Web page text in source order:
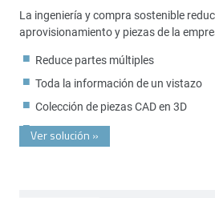
La ingeniería y compra sostenible
aprovisionamiento y piezas de la
Reduce partes múltiples
Toda la información de un vistazo
Colección de piezas CAD en 3D
Ver solución »